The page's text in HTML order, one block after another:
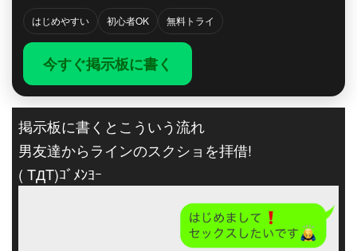
はじめやすい 初心者OK 無料トライ
今すぐ掲示板に書く
掲示板に書くとこういう流れ
男友達からラインのスクショを拝借!
( TДT)ｺﾞﾒﾝﾖｰ